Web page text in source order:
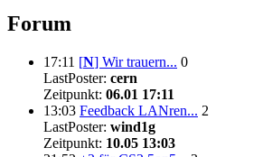
Forum
17:11 [N] Wir trauern... 0
LastPoster: cern
Zeitpunkt: 06.01 17:11
13:03 Feedback LANren... 2
LastPoster: wind1g
Zeitpunkt: 10.05 13:03